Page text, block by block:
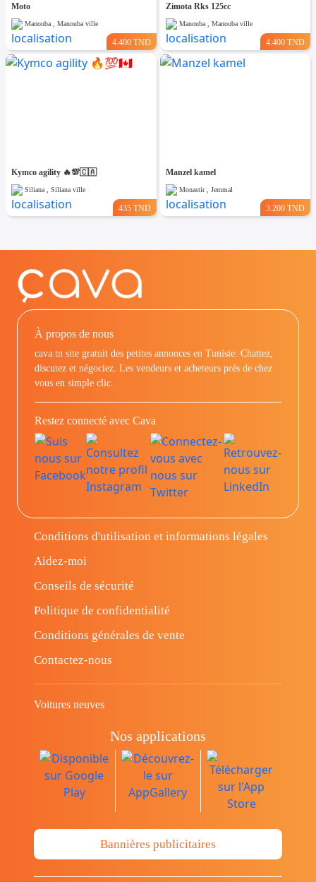
Moto
Manouba , Manouba ville
4.400 TND
Zimota Rks 125cc
Manouba , Manouba ville
4.400 TND
Kymco agility 🔥💯🇨🇦
Siliana , Siliana ville
435 TND
Manzel kamel
Monastir , Jemmal
3.200 TND
À propos de nous
cava.tn site gratuit des petites annonces en Tunisie: Chattez,
discutez et négociez. Les vendeurs et acheteurs prés de chez
vous en simple clic.
Restez connecté avec Cava
Conditions d'utilisation et informations légales
Aidez-moi
Conseils de sécurité
Politique de confidentialité
Conditions générales de vente
Contactez-nous
Voitures neuves
Nos applications
Bannières publicitaires